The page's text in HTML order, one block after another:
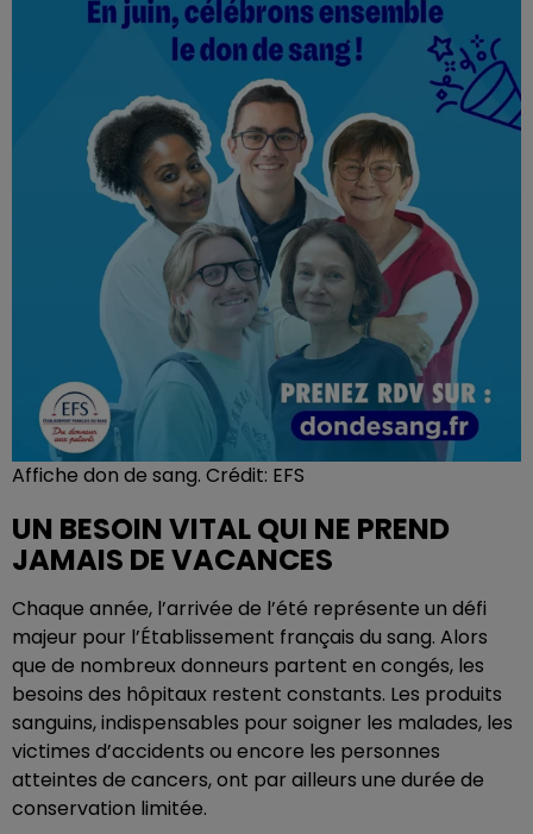
Affiche don de sang. Crédit: EFS
UN BESOIN VITAL QUI NE PREND
JAMAIS DE VACANCES
Chaque année, l’arrivée de l’été représente un défi
majeur pour l’Établissement français du sang. Alors
que de nombreux donneurs partent en congés, les
besoins des hôpitaux restent constants. Les produits
sanguins, indispensables pour soigner les malades, les
victimes d’accidents ou encore les personnes
atteintes de cancers, ont par ailleurs une durée de
conservation limitée.